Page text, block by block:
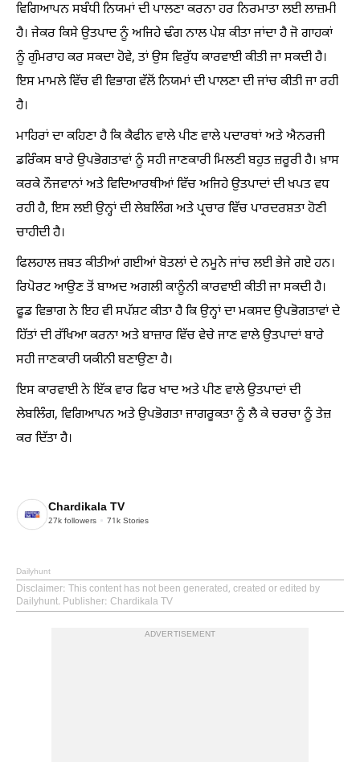
ਵਿਗਿਆਪਨ ਸਬੰਧੀ ਨਿਯਮਾਂ ਦੀ ਪਾਲਣਾ ਕਰਨਾ ਹਰ ਨਿਰਮਾਤਾ ਲਈ ਲਾਜ਼ਮੀ
ਹੈ। ਜੇਕਰ ਕਿਸੇ ਉਤਪਾਦ ਨੂੰ ਅਜਿਹੇ ਢੰਗ ਨਾਲ ਪੇਸ਼ ਕੀਤਾ ਜਾਂਦਾ ਹੈ ਜੋ ਗਾਹਕਾਂ
ਨੂੰ ਗੁੰਮਰਾਹ ਕਰ ਸਕਦਾ ਹੋਵੇ, ਤਾਂ ਉਸ ਵਿਰੁੱਧ ਕਾਰਵਾਈ ਕੀਤੀ ਜਾ ਸਕਦੀ ਹੈ।
ਇਸ ਮਾਮਲੇ ਵਿੱਚ ਵੀ ਵਿਭਾਗ ਵੱਲੋਂ ਨਿਯਮਾਂ ਦੀ ਪਾਲਣਾ ਦੀ ਜਾਂਚ ਕੀਤੀ ਜਾ ਰਹੀ
ਹੈ।
ਮਾਹਿਰਾਂ ਦਾ ਕਹਿਣਾ ਹੈ ਕਿ ਕੈਫੀਨ ਵਾਲੇ ਪੀਣ ਵਾਲੇ ਪਦਾਰਥਾਂ ਅਤੇ ਐਨਰਜੀ
ਡਰਿੰਕਸ ਬਾਰੇ ਉਪਭੋਗਤਾਵਾਂ ਨੂੰ ਸਹੀ ਜਾਣਕਾਰੀ ਮਿਲਣੀ ਬਹੁਤ ਜ਼ਰੂਰੀ ਹੈ। ਖ਼ਾਸ
ਕਰਕੇ ਨੌਜਵਾਨਾਂ ਅਤੇ ਵਿਦਿਆਰਥੀਆਂ ਵਿੱਚ ਅਜਿਹੇ ਉਤਪਾਦਾਂ ਦੀ ਖਪਤ ਵਧ
ਰਹੀ ਹੈ, ਇਸ ਲਈ ਉਨ੍ਹਾਂ ਦੀ ਲੇਬਲਿੰਗ ਅਤੇ ਪ੍ਰਚਾਰ ਵਿੱਚ ਪਾਰਦਰਸ਼ਤਾ ਹੋਣੀ
ਚਾਹੀਦੀ ਹੈ।
ਫਿਲਹਾਲ ਜ਼ਬਤ ਕੀਤੀਆਂ ਗਈਆਂ ਬੋਤਲਾਂ ਦੇ ਨਮੂਨੇ ਜਾਂਚ ਲਈ ਭੇਜੇ ਗਏ ਹਨ।
ਰਿਪੋਰਟ ਆਉਣ ਤੋਂ ਬਾਅਦ ਅਗਲੀ ਕਾਨੂੰਨੀ ਕਾਰਵਾਈ ਕੀਤੀ ਜਾ ਸਕਦੀ ਹੈ।
ਫੂਡ ਵਿਭਾਗ ਨੇ ਇਹ ਵੀ ਸਪੱਸ਼ਟ ਕੀਤਾ ਹੈ ਕਿ ਉਨ੍ਹਾਂ ਦਾ ਮਕਸਦ ਉਪਭੋਗਤਾਵਾਂ ਦੇ
ਹਿੱਤਾਂ ਦੀ ਰੱਖਿਆ ਕਰਨਾ ਅਤੇ ਬਾਜ਼ਾਰ ਵਿੱਚ ਵੇਚੇ ਜਾਣ ਵਾਲੇ ਉਤਪਾਦਾਂ ਬਾਰੇ
ਸਹੀ ਜਾਣਕਾਰੀ ਯਕੀਨੀ ਬਣਾਉਣਾ ਹੈ।
ਇਸ ਕਾਰਵਾਈ ਨੇ ਇੱਕ ਵਾਰ ਫਿਰ ਖਾਦ ਅਤੇ ਪੀਣ ਵਾਲੇ ਉਤਪਾਦਾਂ ਦੀ
ਲੇਬਲਿੰਗ, ਵਿਗਿਆਪਨ ਅਤੇ ਉਪਭੋਗਤਾ ਜਾਗਰੂਕਤਾ ਨੂੰ ਲੈ ਕੇ ਚਰਚਾ ਨੂੰ ਤੇਜ਼
ਕਰ ਦਿੱਤਾ ਹੈ।
Chardikala TV
27k followers 71k Stories
Dailyhunt
Disclaimer: This content has not been generated, created or edited by
Dailyhunt. Publisher: Chardikala TV
ADVERTISEMENT